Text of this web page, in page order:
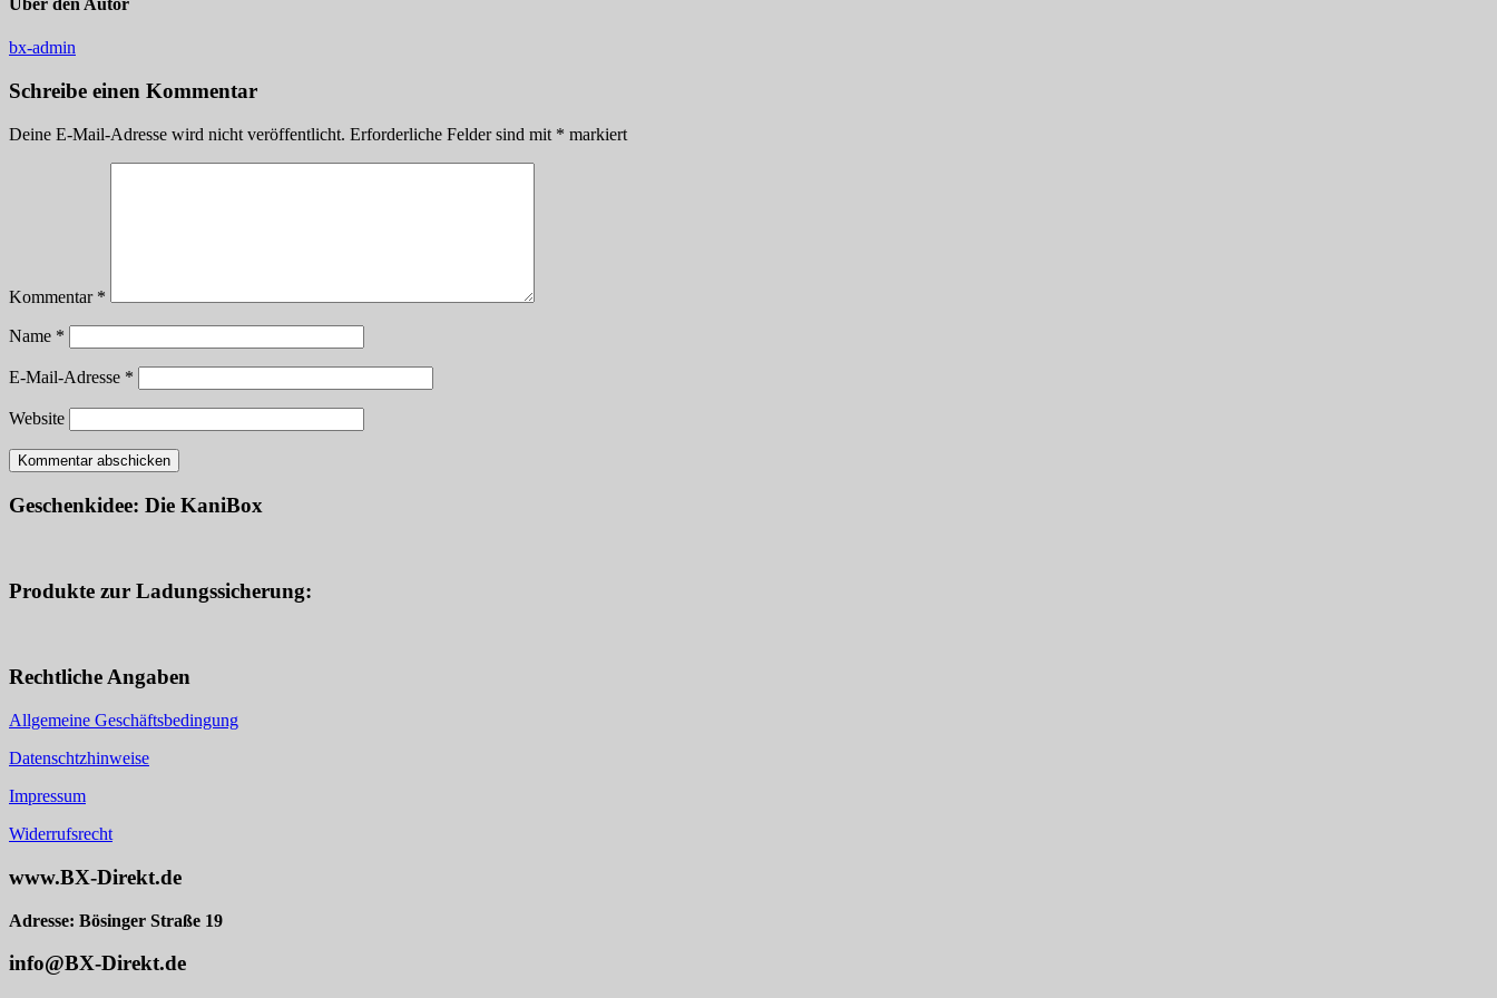
Über den Autor
bx-admin
Schreibe einen Kommentar
Deine E-Mail-Adresse wird nicht veröffentlicht. Erforderliche Felder sind mit * markiert
Kommentar *
Name *
E-Mail-Adresse *
Website
Geschenkidee: Die KaniBox
Produkte zur Ladungssicherung:
Rechtliche Angaben
Allgemeine Geschäftsbedingung
Datenschtzhinweise
Impressum
Widerrufsrecht
www.BX-Direkt.de
Adresse: Bösinger Straße 19
info@BX-Direkt.de